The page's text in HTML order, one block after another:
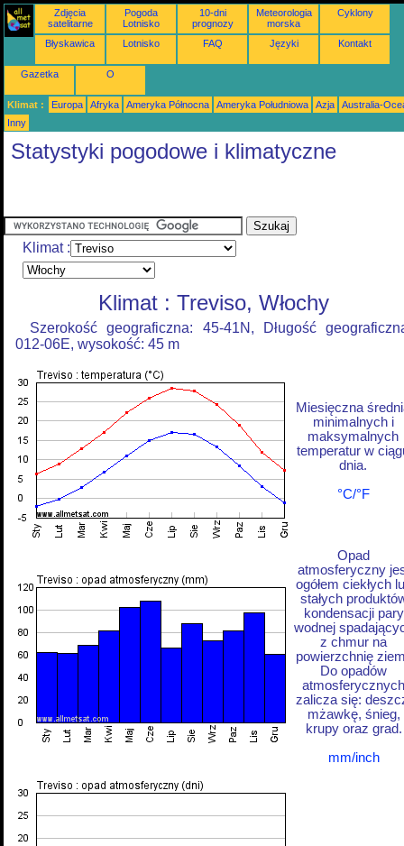
Zdjęcia
satelitarne
Pogoda
Lotnisko
10-dni
prognozy
Meteorologia
morska
Cyklony
Błyskawica Lotnisko FAQ Języki Kontakt
Gazetka O
Klimat : Europa Afryka Ameryka Północna Ameryka Południowa Azja
Australia-
Inny
Statystyki pogodowe i klimatyczne
Klimat :
Klimat : Treviso, Włochy
Szerokość geograficzna: 45-41N, Długość
012-06E, wysokość: 45 m
Miesięczna
minimalnych i
maksymalnych
temperatur w
dnia.
°C/°F
Opad
atmosferyczny
ogółem ciekłych
stałych
kondensacji pary
wodnej
z chmur na
powierzchnię
Do opadów
atmosferycznych
zalicza się:
mżawkę, śnieg,
krupy oraz grad.
mm/inch